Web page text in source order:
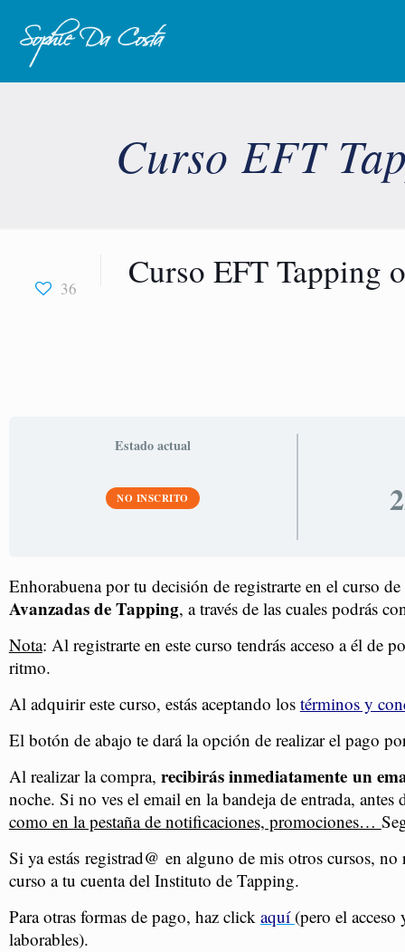
Curso EFT
36 Curso EFT Tapping
Estado actual
NO INSCRITO
Enhorabuena por tu decisión de registrarte en el curso
Avanzadas de Tapping, a través de las cuales podrás
Nota: Al registrarte en este curso tendrás acceso a él de
ritmo.
Al adquirir este curso, estás aceptando los términos y
El botón de abajo te dará la opción de realizar el pago
Al realizar la compra, recibirás inmediatamente un
noche. Si no ves el email en la bandeja de entrada, antes
como en la pestaña de notificaciones, promociones…
Si ya estás registrad@ en alguno de mis otros cursos,
curso a tu cuenta del Instituto de Tapping.
Para otras formas de pago, haz click aquí (pero el acceso
laborables).